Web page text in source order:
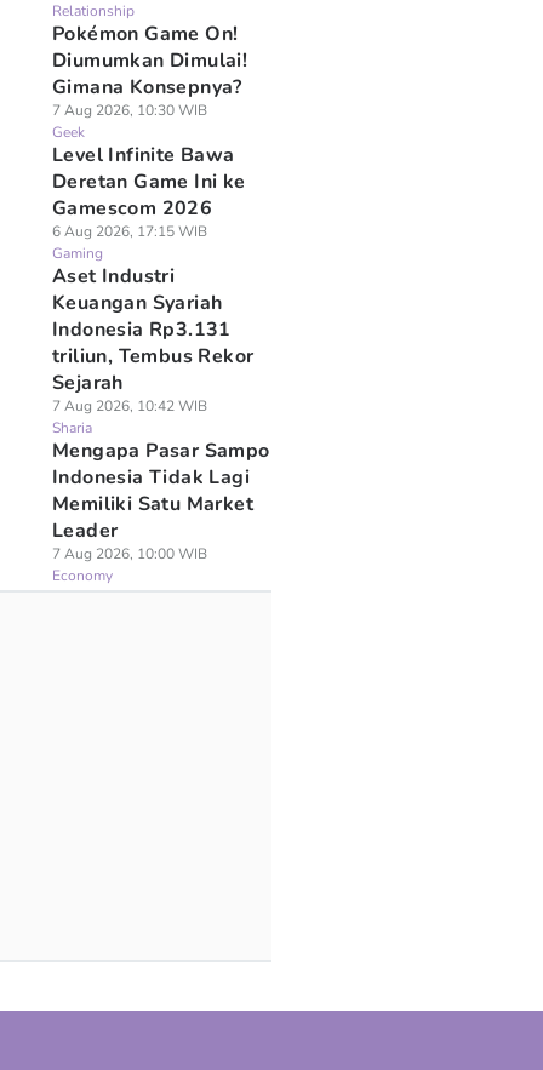
Relationship
Pokémon Game On!
Diumumkan Dimulai!
Gimana Konsepnya?
7 Aug 2026, 10:30 WIB
Geek
Level Infinite Bawa
Deretan Game Ini ke
Gamescom 2026
6 Aug 2026, 17:15 WIB
Gaming
Aset Industri
Keuangan Syariah
Indonesia Rp3.131
triliun, Tembus Rekor
Sejarah
7 Aug 2026, 10:42 WIB
Sharia
Mengapa Pasar Sampo
Indonesia Tidak Lagi
Memiliki Satu Market
Leader
7 Aug 2026, 10:00 WIB
Economy